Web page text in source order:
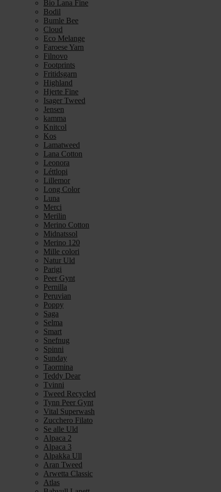
Bio Lana Fine
Bodil
Bumle Bee
Cloud
Eco Melange
Faroese Yarn
Filnovo
Footprints
Fritidsgarn
Highland
Hjerte Fine
Isager Tweed
Jensen
kamma
Knitcol
Kos
Lamatweed
Lana Cotton
Leonora
Léttlopi
Lillemor
Long Color
Luna
Merci
Merilin
Merino Cotton
Midnatssol
Merino 120
Mille colori
Natur Uld
Parigi
Peer Gynt
Pernilla
Peruvian
Poppy
Saga
Selma
Smart
Snefnug
Spinni
Sunday
Taormina
Teddy Dear
Tvinni
Tweed Recycled
Tynn Peer Gynt
Vital Superwash
Zucchero Filato
Se alle Uld
Alpaca 2
Alpaca 3
Alpakka Ull
Aran Tweed
Arwetta Classic
Atlas